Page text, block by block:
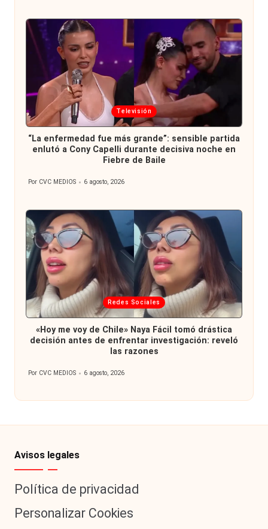
Publicada
en
Televisión
“La enfermedad fue más grande”: sensible partida
enlutó a Cony Capelli durante decisiva noche en
Fiebre de Baile
Publicado
Por CVC MEDIOS 6 agosto, 2026
Publicada
en
Redes Sociales
«Hoy me voy de Chile» Naya Fácil tomó drástica
decisión antes de enfrentar investigación: reveló
las razones
Publicado
Por CVC MEDIOS 6 agosto, 2026
Avisos legales
Política de privacidad
Personalizar Cookies